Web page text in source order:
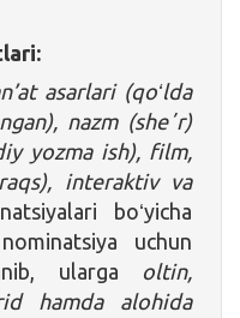
asarlari (qoʻlda
, nazm (sheʼr)
yozma ish), film,
interaktiv va
boʻyicha
uchun
ularga oltin,
hamda alohida